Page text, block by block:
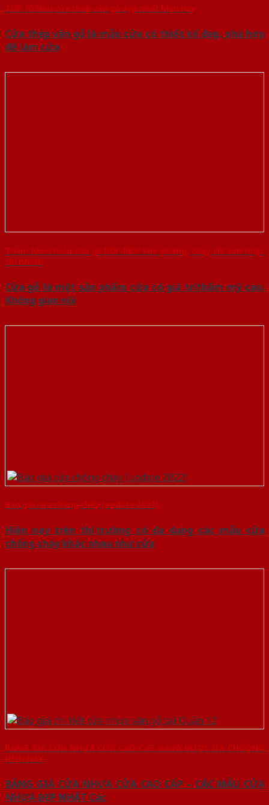
TOP 10 Mẫu cửa thép vân gỗ đẹp nhất hiện nay
Cửa thép vân gỗ là mẫu cửa có thiết kế đẹp, phù hợp
để làm cửa
Tham khảo mẫu cửa gỗ HDF-MDF làm phẳng, chạy chỉ sơn hoặc
chỉ nhôm
Cửa gỗ là một sản phẩm cửa có giá trị thẩm mỹ cao.
Không gian nội
Báo giá cửa chống cháy [update 2022]
Hiện nay trên thị trường có đa dạng các mẫu cửa
chống cháy khác nhau như cửa
BẢNG GIÁ CỬA NHỰA CỬA CAO CẤP ĐANG ĐƯỢC ƯA CHUỘNG
HIỆN NAY
BẢNG GIÁ CỬA NHỰA CỬA CAO CẤP – CÁC MẪU CỬA
NHỰA ĐẸP NHẤT Các